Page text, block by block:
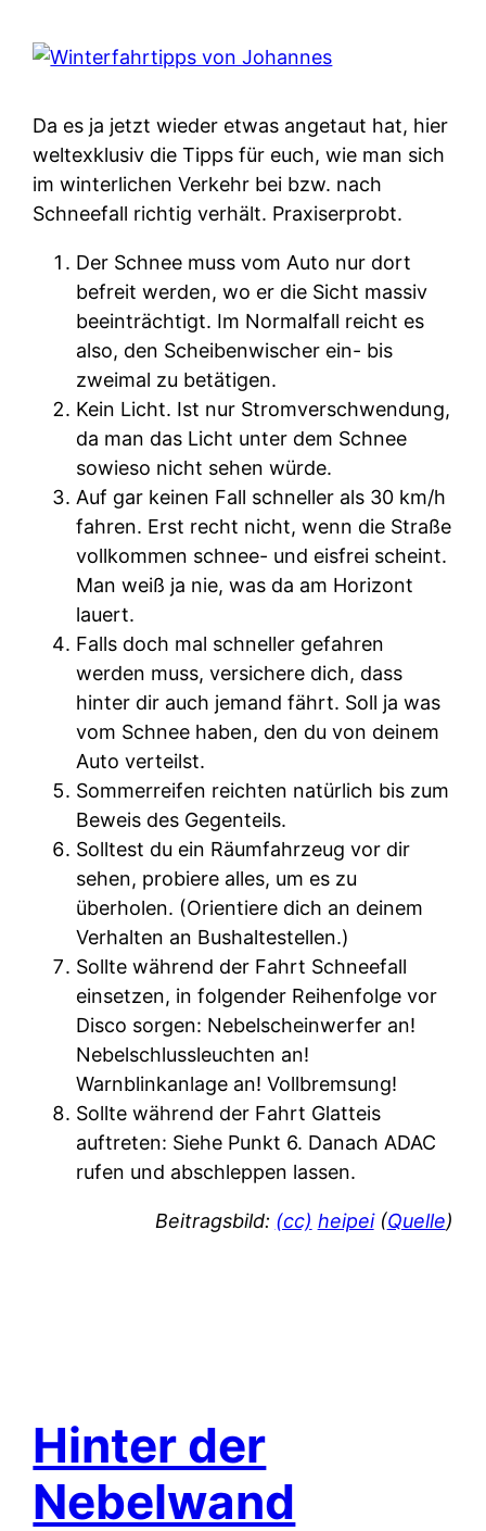
Da es ja jetzt wieder etwas angetaut hat, hier
weltexklusiv die Tipps für euch, wie man sich
im winterlichen Verkehr bei bzw. nach
Schneefall richtig verhält. Praxiserprobt.
Der Schnee muss vom Auto nur dort
befreit werden, wo er die Sicht massiv
beeinträchtigt. Im Normalfall reicht es
also, den Scheibenwischer ein- bis
zweimal zu betätigen.
Kein Licht. Ist nur Stromverschwendung,
da man das Licht unter dem Schnee
sowieso nicht sehen würde.
Auf gar keinen Fall schneller als 30 km/h
fahren. Erst recht nicht, wenn die Straße
vollkommen schnee- und eisfrei scheint.
Man weiß ja nie, was da am Horizont
lauert.
Falls doch mal schneller gefahren
werden muss, versichere dich, dass
hinter dir auch jemand fährt. Soll ja was
vom Schnee haben, den du von deinem
Auto verteilst.
Sommerreifen reichten natürlich bis zum
Beweis des Gegenteils.
Solltest du ein Räumfahrzeug vor dir
sehen, probiere alles, um es zu
überholen. (Orientiere dich an deinem
Verhalten an Bushaltestellen.)
Sollte während der Fahrt Schneefall
einsetzen, in folgender Reihenfolge vor
Disco sorgen: Nebelscheinwerfer an!
Nebelschlussleuchten an!
Warnblinkanlage an! Vollbremsung!
Sollte während der Fahrt Glatteis
auftreten: Siehe Punkt 6. Danach ADAC
rufen und abschleppen lassen.
Beitragsbild: (cc) heipei(Quelle)
Hinter der
Nebelwand